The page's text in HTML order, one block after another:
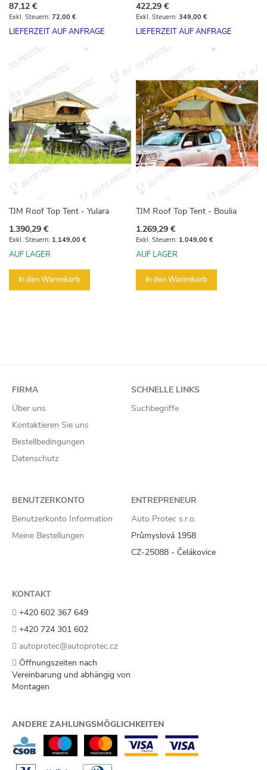
87,12 €
72,00 €
LIEFERZEIT AUF ANFRAGE
422,29 €
349,00 €
LIEFERZEIT AUF ANFRAGE
TJM Roof Top Tent - Yulara
1.390,29 €
1.149,00 €
AUF LAGER
In den Warenkorb
TJM Roof Top Tent - Boulia
1.269,29 €
1.049,00 €
AUF LAGER
In den Warenkorb
FIRMA
Über uns
Kontaktieren Sie uns
Bestellbedingungen
Datenschutz
SCHNELLE LINKS
Suchbegriffe
BENUTZERKONTO
Benutzerkonto Information
Meine Bestellungen
ENTREPRENEUR
Auto Protec s.r.o.
Průmyslová 1958
CZ-25088 - Čelákovice
KONTAKT
+420 602 367 649
+420 724 301 602
autoprotec@autoprotec.cz
Öffnungszeiten nach
Vereinbarung und abhängig von
Montagen
ANDERE ZAHLUNGSMÖGLICHKEITEN